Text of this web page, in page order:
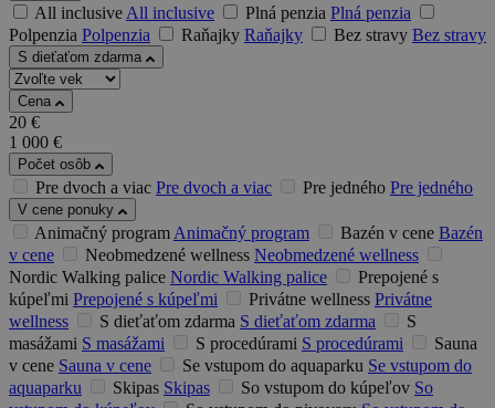
All inclusiveAll inclusive Plná penzia Plná penzia
Polpenzia Polpenzia Raňajky Raňajky Bez stravy Bez stravy
S dieťaťom zdarma
Cena
20 €
1 000 €
Počet osôb
Pre dvoch a viac Pre dvoch a viac Pre jedného Pre jedného
V cene ponuky
Animačný programAnimačný program Bazén v cene Bazén
v cene
Neobmedzené wellness Neobmedzené wellness
Nordic Walking palice Nordic Walking palice
Prepojené s
kúpeľmi Prepojené s kúpeľmi Privátne wellness Privátne
wellness
S dieťaťom zdarma S dieťaťom zdarma
S
masážami S masážami S procedúrami S procedúrami
Sauna
v cene Sauna v cene Se vstupom do aquaparku Se vstupom do
aquaparku
Skipas Skipas So vstupom do kúpeľov So